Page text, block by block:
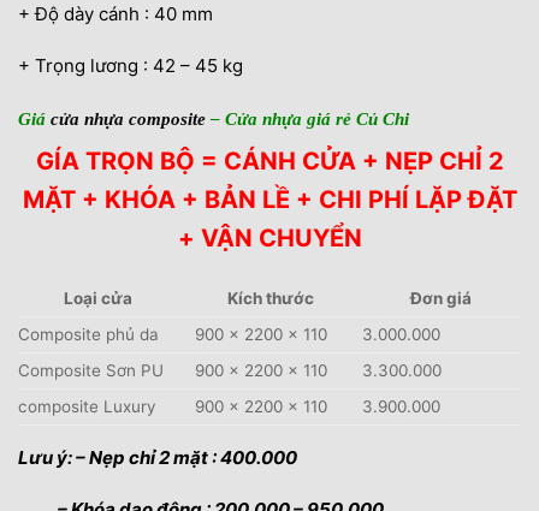
+ Độ dày cánh : 40 mm
+ Trọng lương : 42 – 45 kg
Giá cửa nhựa composite– Cửa nhựa giá rẻ Củ Chi
GÍA TRỌN BỘ = CÁNH CỬA + NẸP CHỈ 2
MẶT + KHÓA + BẢN LỀ + CHI PHÍ LẶP ĐẶT
+ VẬN CHUYỂN
Loại cửa Kích thước
Đơn giá
Composite phủ da
900 x 2200 x 110
3.000.000
Composite Sơn PU
900 x 2200 x 110
3.300.000
composite Luxury
900 x 2200 x 110 3.900.000
Lưu ý: – Nẹp chỉ 2 mặt : 400.000